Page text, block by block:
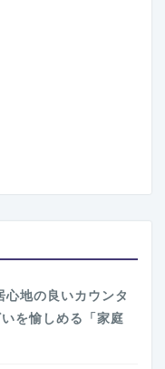
地の良いカウンタ
を愉しめる「家庭